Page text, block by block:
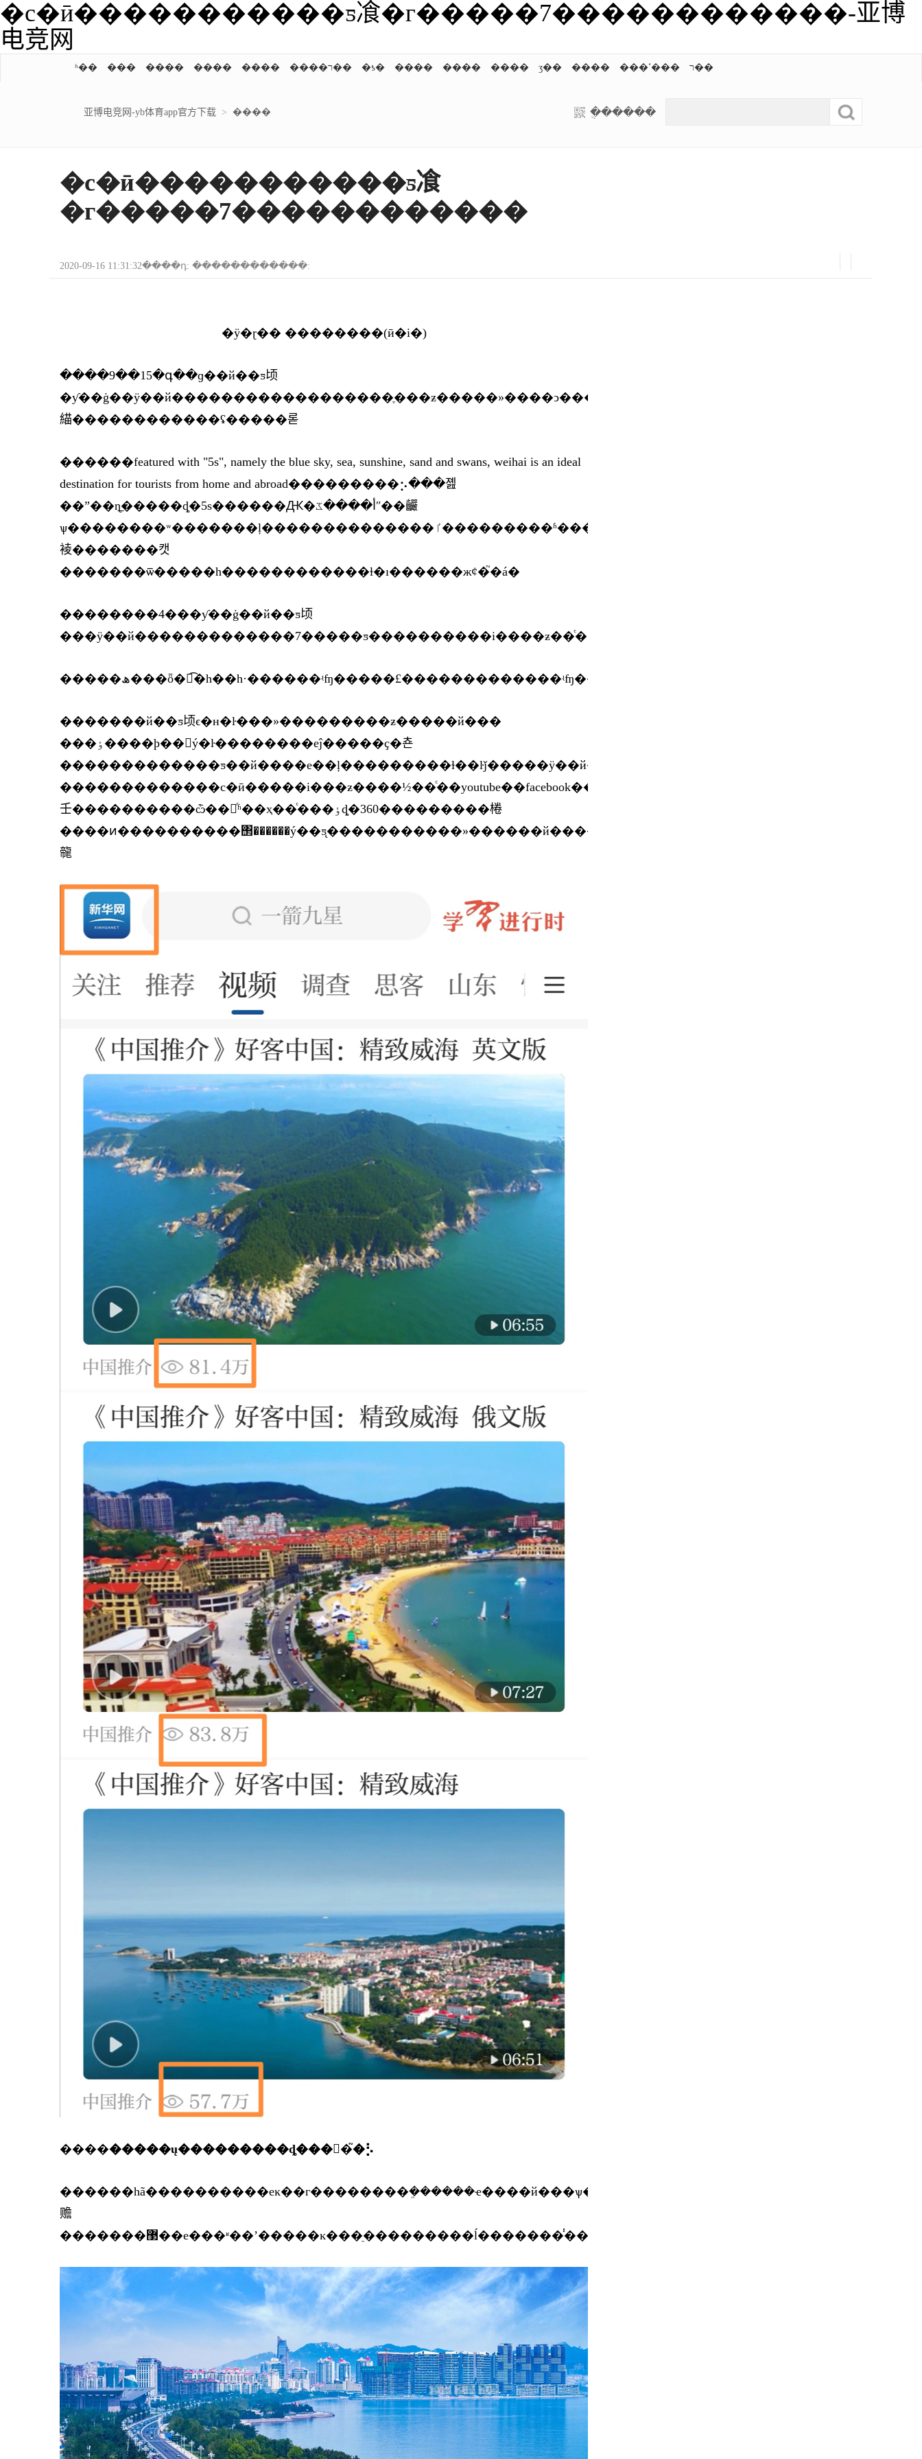
�с�ӣ�����������ƽ飡�г�����7������������-亚博
电竞网
ʱ�� ��� ���� ���� ���� ����ר�� �ƾ� ���� ���� ���� ʒ�� ���� ���ߵ��� ר��
亚博电竞网-yb体育app官方下载 > ���� �ֻ�����
�с�ӣ�����������ƽ飡
�г�����7������������
2020-09-16 11:31:32����դ: ������������:
�ÿ�ɽ�� ��������(ӣ�i�)
����9��15�գ��ɡ��й��ƽ顷
�ƴ��ġ��ÿ��й������������������ֶ���ƶ�����»����ͻ����׷�����ƶһ�����߼���ð��򼶹ۿ���������чӧ�������������ý��ƽ̨ҳͬʱ�����������и��г������������с������ˡ������с�ӣ�����������ԣ������
緢������������ʢ�����롣
������featured with "5s", namely the blue sky, sea, sunshine, sand and swans, weihai is an ideal
destination for tourists from home and abroad���������⡢���졢
��ˮ��ɳ̲�����ȡ�5s������Ԫ�أ����ػʺ��䶫
ѱ��������ʷ�������ļ��������������ٵ���������ʱ����ϣ������ʒζ�ľ��³��н��
裬�������캣
�������ѿ�����һ������������ɫ�ı������жȼ�֮�á�
��������4���ƴ��ġ��й��ƽ顷
�������й��ƽ顷ϵ�н�ŀ���»���������ƶ�����й���
���ٶ����ϸ��𣬸ý�ŀ��������еĵ�����ҫ�쵼
�������������ƽ��й����е��ļ���������ɫ��ŀǰ�����ÿ��й�
�������������с�ӣ�����i���ƶ����½��ͨ��youtube��facebook��twitter�ⱥ���ý�
壬����������ѽ��档ͬʱ��ҳ��ͨ���ٶȡ�360���������棬
����ͷ����������΢������ý��ƽ̨�����������»������й�����������ⱥ�����֪��ý�������ƹ
㡣
���������ų���������ȡ���𺣽�֮�⡣
������һã����������еĸ��г��������ܸ������ҽ����й���ѱ�������ŀ�ĵأ������ϲ���ϊ�����ʺ������ס�ĳ��с�����ɽ��������������������������
赡